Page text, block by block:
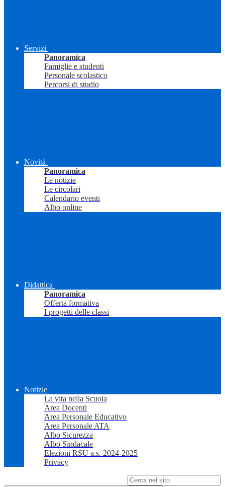
Servizi
Panoramica
Famiglie e studenti
Personale scolastico
Percorsi di studio
Novità
Panoramica
Le notizie
Le circolari
Calendario eventi
Albo online
Didattica
Panoramica
Offerta formativa
I progetti delle classi
Notizie
La vita nella Scuola
Area Docenti
Area Personale Educativo
Area Personale ATA
Albo Sicurezza
Albo Sindacale
Elezioni RSU a.s. 2024-2025
Privacy